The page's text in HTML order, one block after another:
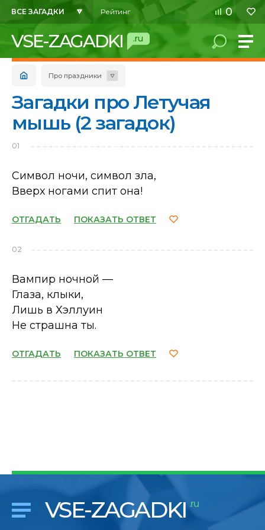
ВСЕ ЗАГАДКИ Рейтинг 0
VSE-ZAGADKI .ru
Про праздники
Загадки про Летучая
мышь (2 загадок)
01
Символ ночи, символ зла,
Вверх ногами спит она!
ОТГАДАТЬ ПОКАЗАТЬ ОТВЕТ
02
Вампир ночной —
Глаза, клыки,
Лишь в Хэллуин
Не страшна ты.
ОТГАДАТЬ ПОКАЗАТЬ ОТВЕТ
VSE-ZAGADKI .ru